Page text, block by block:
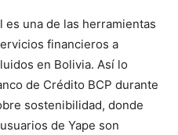
una de las herramientas
financieros a
en Bolivia. Así lo
de Crédito BCP durante
sostenibilidad, donde
de Yape son